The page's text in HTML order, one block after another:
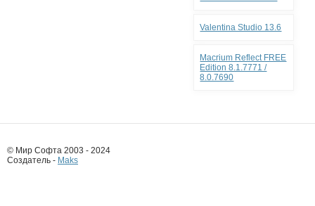
Valentina Studio 13.6
Macrium Reflect FREE
Edition 8.1.7771 /
8.0.7690
© Мир Софта 2003 - 2024
Создатель - Maks